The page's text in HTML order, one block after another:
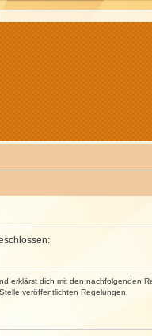
erklärst dich mit den nachfolgenden
veröffentlichten Regelungen.